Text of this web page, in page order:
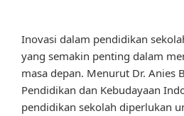
Inovasi dalam pendidikan
yang semakin penting dalam
masa depan. Menurut Dr. Anies
Pendidikan dan Kebudayaan
pendidikan sekolah diperlukan